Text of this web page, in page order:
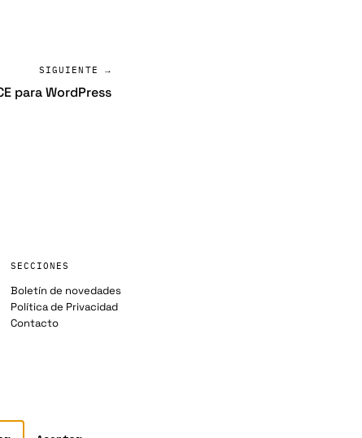
SIGUIENTE →
para WordPress
SECCIONES
Boletín de novedades
Política de Privacidad
Contacto